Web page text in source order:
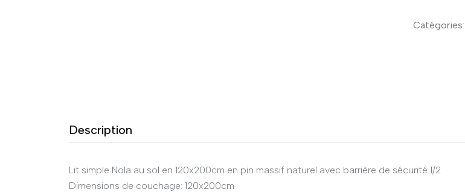
Catégories:
Description
Lit simple Nola au sol en 120x200cm en pin massif naturel avec barrière de sécurité 1/2
Dimensions de couchage: 120x200cm